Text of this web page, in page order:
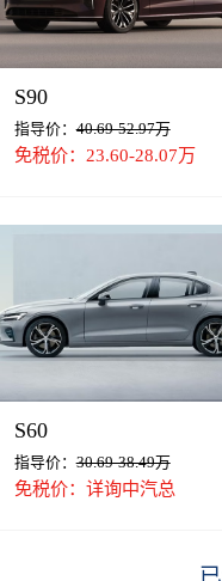
S90
指导价：40.69-52.97万
免税价：23.60-28.07万
S60
指导价：30.69-38.49万
免税价：详询中汽总